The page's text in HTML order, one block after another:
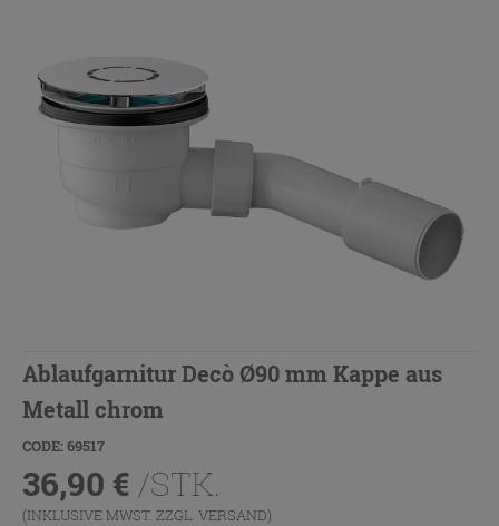
Ablaufgarnitur Decò Ø90 mm Kappe aus
Metall chrom
CODE: 69517
36,90 € /STK.
(INKLUSIVE MWST. ZZGL. VERSAND)